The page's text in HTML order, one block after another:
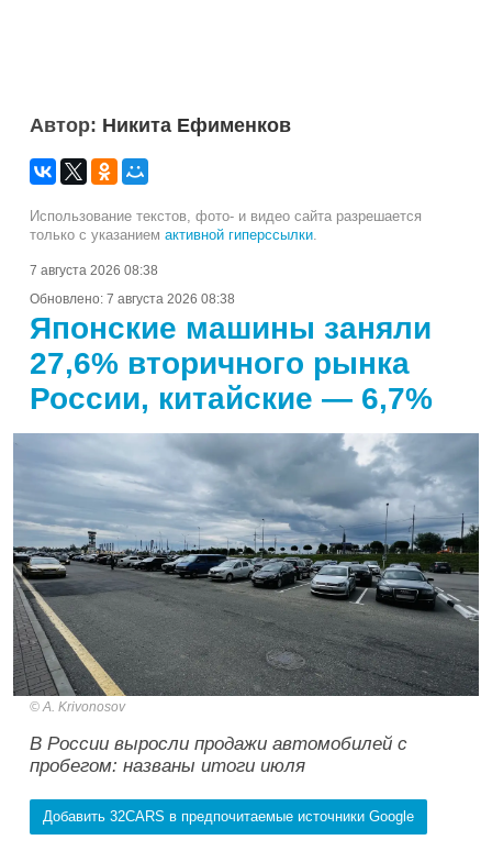
Автор: Никита Ефименков
Использование текстов, фото- и видео сайта разрешается
только с указанием активной гиперссылки.
7 августа 2026 08:38
Обновлено: 7 августа 2026 08:38
Японские машины заняли
27,6% вторичного рынка
России, китайские — 6,7%
A. Krivonosov
В России выросли продажи автомобилей с
пробегом: названы итоги июля
Добавить 32CARS в предпочитаемые источники Google